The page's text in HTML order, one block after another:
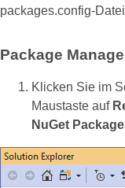
packages.config-
Package
Klicken Sie im
Maustaste auf
NuGet